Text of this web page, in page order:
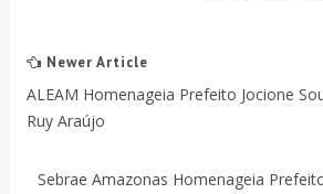
Newer Article
ALEAM Homenageia Prefeito Jocione
Ruy Araújo
Sebrae Amazonas Homenageia